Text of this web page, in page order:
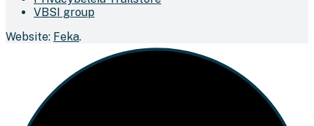
VBSI group
Website: Feka.